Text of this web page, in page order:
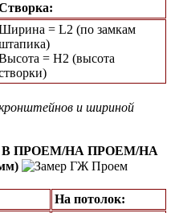
= L2 (по замкам
= H2 (высота
и шириной
ПРОЕМ/НА ПРОЕМ/НА
На потолок: